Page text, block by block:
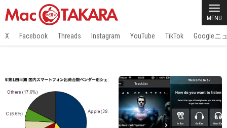
MENU
X Facebook Threads Instagram YouTube TikTok Googleニ